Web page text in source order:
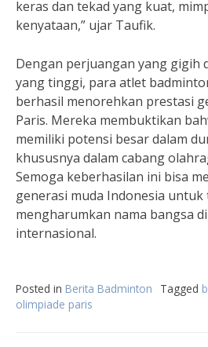
keras dan tekad yang kuat,
kenyataan,” ujar Taufik.
Dengan perjuangan yang gigih
yang tinggi, para atlet
berhasil menorehkan prestasi
Paris. Mereka membuktikan
memiliki potensi besar dalam
khususnya dalam cabang
Semoga keberhasilan ini bisa
generasi muda Indonesia
mengharumkan nama bangsa
internasional.
Posted in Berita Badminton Tagged
olimpiade paris